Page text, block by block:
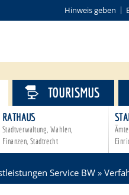
Hinweis geben
RATHAUS
Stadtverwaltung, Wahlen,
Finanzen, Stadtrecht
TOURISMUS
Service BW »